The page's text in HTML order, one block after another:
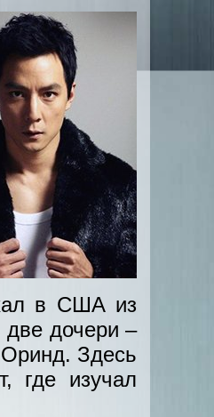
в США из
две дочери –
Здесь
где изучал